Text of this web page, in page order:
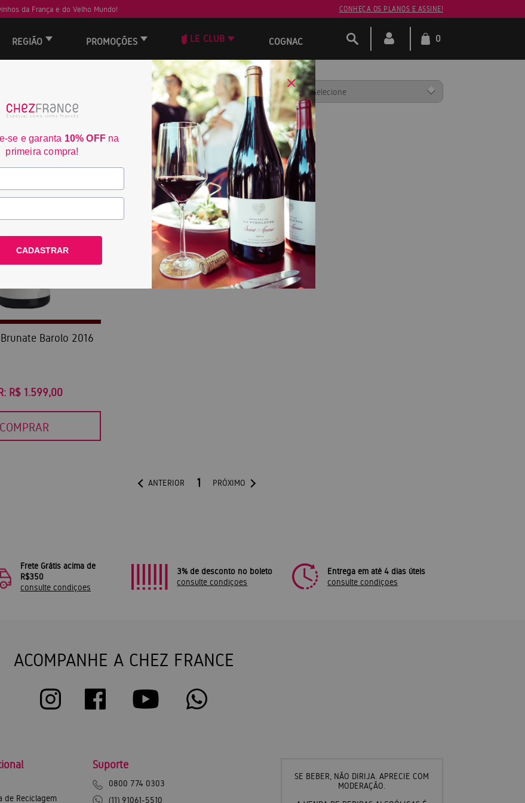
da França e do Velho Mundo! CONHEÇA OS PLANOS E ASSINE!
REGIÃO PROMOÇÕES LE CLUB COGNAC 0
ORDENAR POR:
Barolo 2016
R$ 1.599,00
COMPRAR
ANTERIOR 1 PRÓXIMO
Frete Grátis acima de
R$350
consulte condiçoes
3% de desconto no boleto
consulte condiçoes
Entrega em até 4 dias úteis
consulte condiçoes
ACOMPANHE A CHEZ FRANCE
de Reciclagem
Suporte
0800 774 0303
(11) 91061-5510
SE BEBER, NÃO DIRIJA. APRECIE COM
MODERAÇÃO.
se e garanta 10% OFF na
primeira compra!
CADASTRAR